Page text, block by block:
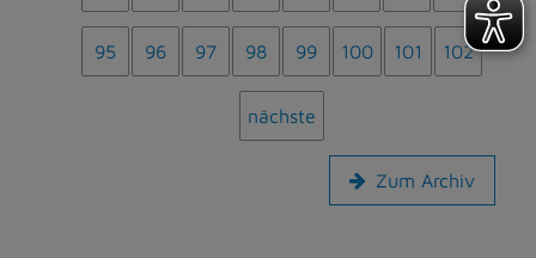
95 96 97 98 99 100 101 102
nächste
Zum Archiv